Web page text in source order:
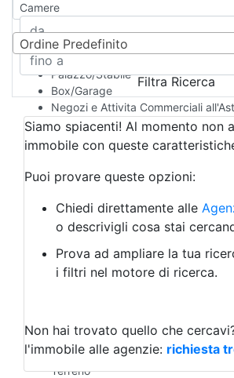
Rustico/Casale
Camera d'Albergo
Multiproprietà
Palazzo/Stabile
Box/Garage
Negozi e Attivita Commerciali
Qualsiasi
Attività/Licenza Commerciale
Azienda Agricola
Bar/Ristorante
Albergo
Laboratorio Artigianale
Negozio/locale commerciale
Agriturismo
Magazzini
Qualsiasi
Terreno edificabile
Terreno
Camere
Ordine Predefinito
Filtra Ricerca
Siamo spiacenti! Al momento non
immobile con queste
Puoi provare queste opzioni:
Chiedi direttamente alle
o descrivigli cosa stai
Prova ad ampliare la tua
i filtri nel motore di ricerca.
Non hai trovato quello che
l'immobile alle agenzie: richiesta